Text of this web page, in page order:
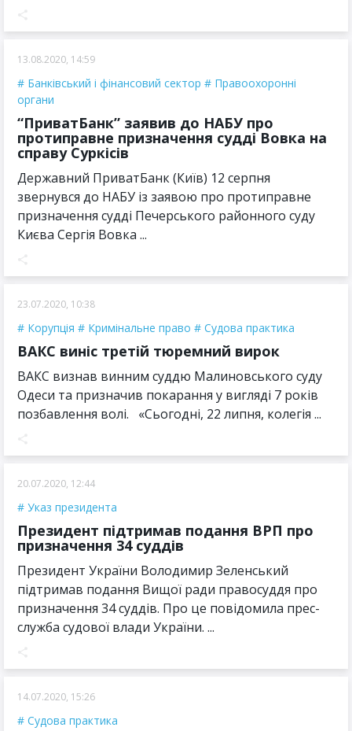
13.08.2020, 14:59
Банківський і фінансовий сектор
Правоохоронні
органи
“ПриватБанк” заявив до НАБУ про
протиправне призначення судді Вовка на
справу Суркісів
Державний ПриватБанк (Київ) 12 серпня
звернувся до НАБУ із заявою про протиправне
призначення судді Печерського районного суду
Києва Сергія Вовка ...
23.07.2020, 10:38
Корупція Кримінальне право Судова практика
ВАКС виніс третій тюремний вирок
ВАКС визнав винним суддю Малиновського суду
Одеси та призначив покарання у вигляді 7 років
позбавлення волі. «Сьогодні, 22 липня, колегія ...
20.07.2020, 12:44
Указ президента
Президент підтримав подання ВРП про
призначення 34 суддів
Президент України Володимир Зеленський
підтримав подання Вищої ради правосуддя про
призначення 34 суддів. Про це повідомила прес-
служба судової влади України. ...
14.07.2020, 15:26
Судова практика